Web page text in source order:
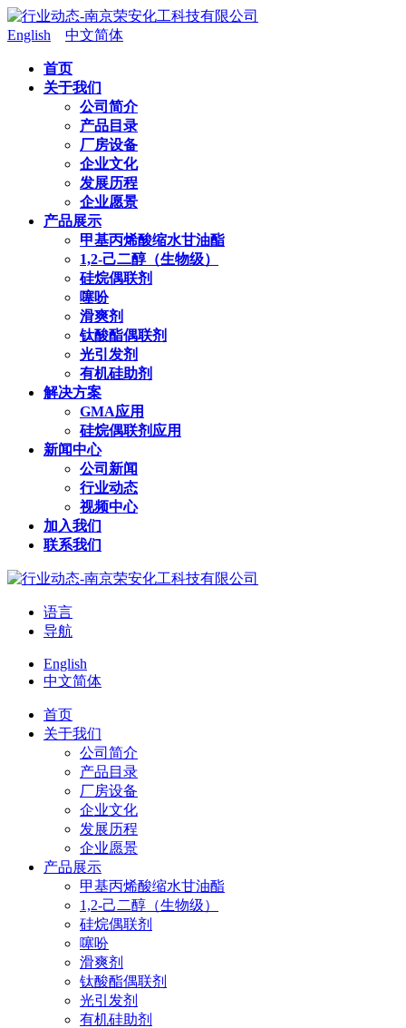
English 中文简体
首页
关于我们
公司简介
产品目录
厂房设备
企业文化
发展历程
企业愿景
产品展示
甲基丙烯酸缩水甘油酯
1,2-己二醇（生物级）
硅烷偶联剂
噻吩
滑爽剂
钛酸酯偶联剂
光引发剂
有机硅助剂
解决方案
GMA应用
硅烷偶联剂应用
新闻中心
公司新闻
行业动态
视频中心
加入我们
联系我们
语言
导航
English
中文简体
首页
关于我们
公司简介
产品目录
厂房设备
企业文化
发展历程
企业愿景
产品展示
甲基丙烯酸缩水甘油酯
1,2-己二醇（生物级）
硅烷偶联剂
噻吩
滑爽剂
钛酸酯偶联剂
光引发剂
有机硅助剂